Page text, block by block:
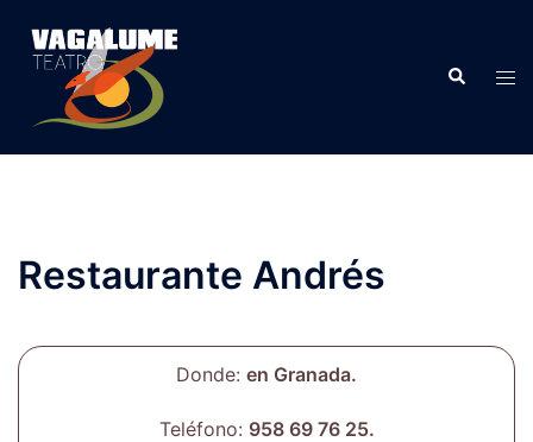
Restaurante Andrés
Donde: en Granada.
Teléfono: 958 69 76 25.